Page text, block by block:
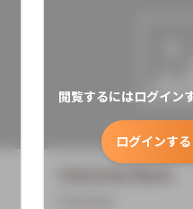
閲覧するにはログイン
ログインする